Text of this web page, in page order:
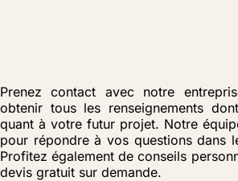
Prenez contact avec notre
obtenir tous les renseignements
quant à votre futur projet. Notre
pour répondre à vos questions dans
Profitez également de conseils
devis gratuit sur demande.